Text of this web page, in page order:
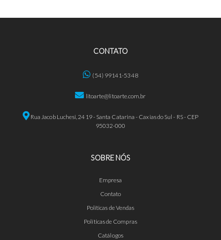
CONTATO
(54) 99141-5348
litoarte@litoarte.com.br
Rua Jacob Luchesi, 2419 - Santa Catarina - Caxias do Sul - RS - CEP
95032-000
SOBRE NÓS
Empresa
Contato
Políticas de Vendas
Políticas de Compras
Catálogos